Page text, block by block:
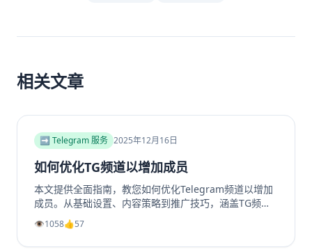
相关文章
➡️ Telegram 服务 2025年12月16日
如何优化TG频道以增加成员
本文提供全面指南，教您如何优化Telegram频道以增加
成员。从基础设置、内容策略到推广技巧，涵盖TG频道
定位、高质量帖子创建、内外推广方法及互动留存策略，
帮助提升频道影响力和成员增长。包括实用SEO建议和专
业工具推荐，如利用涨粉站Telegram增长服务提升频道
👁️1058👍57